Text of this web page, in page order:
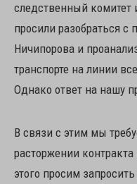
следственный комитет
просили разобраться с
Ничипорова и
транспорте на линии
Однако ответ на нашу
В связи с этим мы
расторжении
этого просим